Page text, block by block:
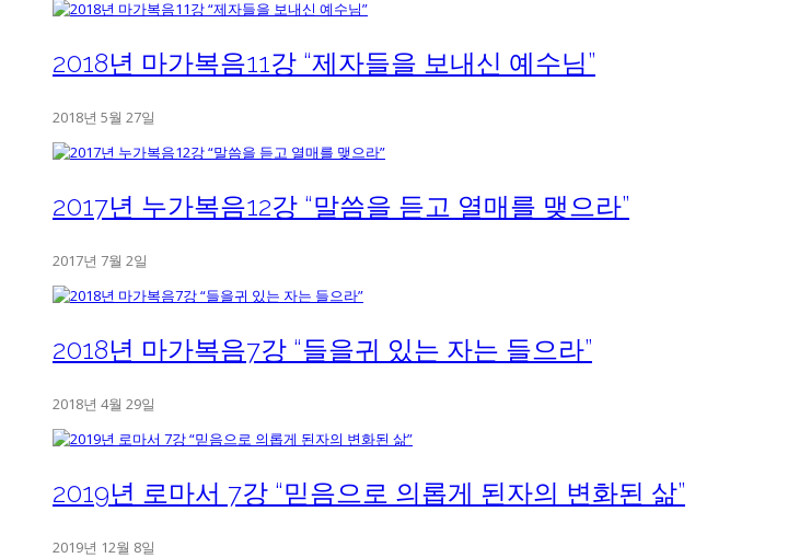
2018년 마가복음11강 “제자들을 보내신 예수님”
2018년 5월 27일
2017년 누가복음12강 “말씀을 듣고 열매를 맺으라”
2017년 7월 2일
2018년 마가복음7강 “들을귀 있는 자는 들으라”
2018년 4월 29일
2019년 로마서 7강 “믿음으로 의롭게 된자의 변화된 삶”
2019년 12월 8일